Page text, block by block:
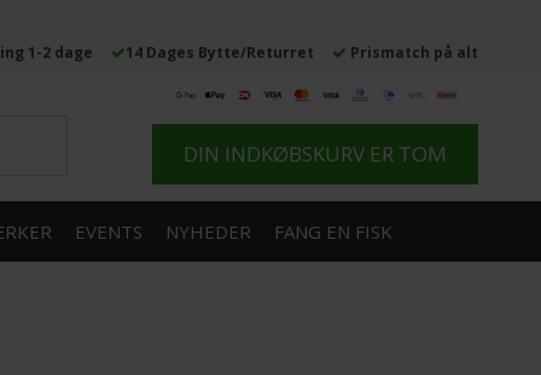
1-2 dage 14 Dages Bytte/Returret Prismatch på alt
DIN INDKØBSKURV ER TOM
EVENTS NYHEDER FANG EN FISK